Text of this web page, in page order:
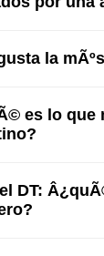
la
es lo que
DT: